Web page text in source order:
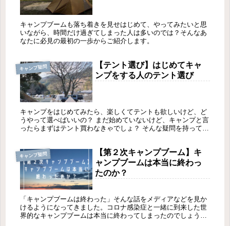
キャンプブームも落ち着きを見せはじめて、やってみたいと思
いながら、時間だけ過ぎてしまった人は多いのでは？そんなあ
なたに必見の最初の一歩からご紹介します。
キャンプ疑問
【テント選び】はじめてキャ
ンプをする人のテント選び
キャンプをはじめてみたら、楽しくてテントも欲しいけど、ど
うやって選べばいいの？ まだ始めていないけど、キャンプと言
ったらまずはテント買わなきゃでしょ？ そんな疑問を持ってい
キャンプ疑問
【第２次キャンプブーム】キ
ャンプブームは本当に終わっ
たのか？
「キャンプブームは終わった」そんな話をメディアなどを見か
けるようになってきました。コロナ感染症と一緒に到来した世
界的なキャンプブームは本当に終わってしまったのでしょう